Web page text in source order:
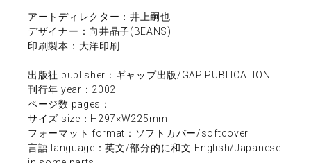
アートディレクター：井上嗣也
デザイナー：向井晶子(BEANS)
印刷製本：大洋印刷
出版社 publisher：ギャップ出版/GAP PUBLICATION
刊行年 year：2002
ページ数 pages：
サイズ size：H297×W225mm
フォーマット format：ソフトカバー/softcover
言語 language：英文/部分的に和文-English/Japanese